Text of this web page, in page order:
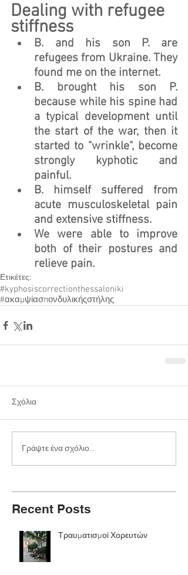
Dealing with refugee
stiffness
B. and his son P. are
refugees from Ukraine. They
found me on the internet.
B. brought his son P.
because while his spine had
a typical development until
the start of the war, then it
started to "wrinkle", become
strongly kyphotic and
painful.
B. himself suffered from
acute musculoskeletal pain
and extensive stiffness.
We were able to improve
both of their postures and
relieve pain.
Ετικέτες:
#kyphosiscorrectionthessaloniki
#ακαμψίασπονδυλικήςστήλης
Σχόλια
Γράψτε ένα σχόλιο...
Recent Posts
Τραυματισμοί Χορευτών